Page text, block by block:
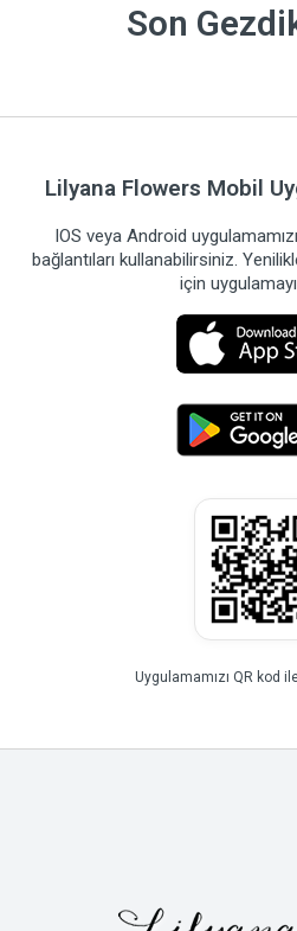
Son
Lilyana Flowers Mobil
IOS veya Android
bağlantıları kullanabilirsiniz.
için
Uygulamamızı QR kod